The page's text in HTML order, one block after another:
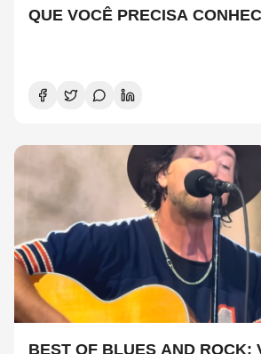
QUE VOCÊ PRECISA
BEST OF BLUES AND ROCK: